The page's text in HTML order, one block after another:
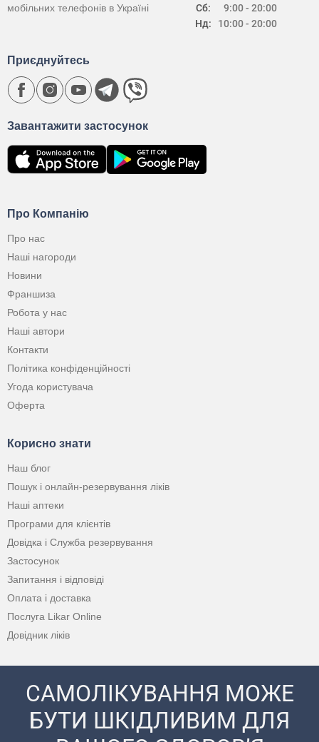
Сб:
Нд:
9:00 - 20:00
10:00 - 20:00
мобільних телефонів в Україні
Про Компанію
Про нас
Наші нагороди
Новини
Франшиза
Робота у нас
Наші автори
Контакти
Політика конфіденційності
Угода користувача
Оферта
Корисно знати
Наш блог
Пошук і онлайн-резервування ліків
Наші аптеки
Програми для клієнтів
Довідка і Служба резервування
Застосунок
Запитання і відповіді
Оплата і доставка
Послуга Likar Online
Довідник ліків
Завантажити застосунок
Приєднуйтесь
САМОЛІКУВАННЯ МОЖЕ
БУТИ ШКІДЛИВИМ ДЛЯ